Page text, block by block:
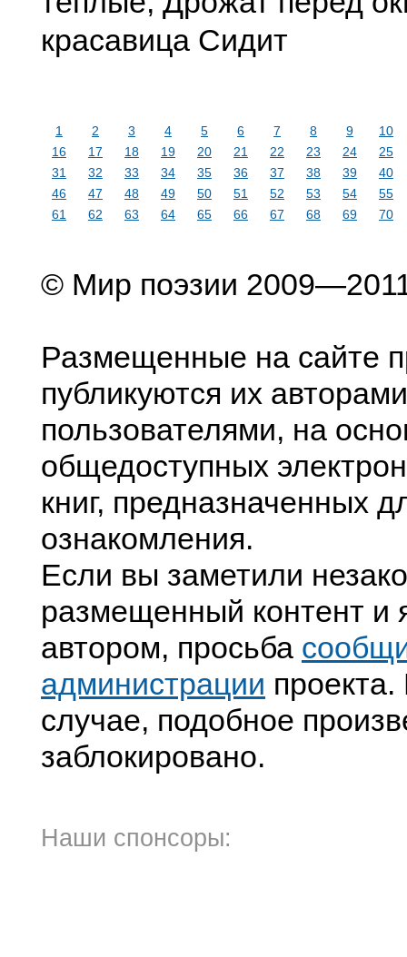
красавица Сидит
1 2 3 4 5 6 7 8 9
10
16
17 18 19 20 21 22 23 24
25
31
32 33 34 35 36 37 38 39
40
46
47 48 49 50 51 52 53 54
55
61
62 63 64 65 66 67 68 69 70
© Мир поэзии
Размещенные на сайте
публикуются их
пользователями, на
общедоступных
книг, предназначенных
ознакомления.
Если вы заметили
размещенный контент и
автором, просьба
администрации
случае, подобное
заблокировано.
Наши спонсоры: